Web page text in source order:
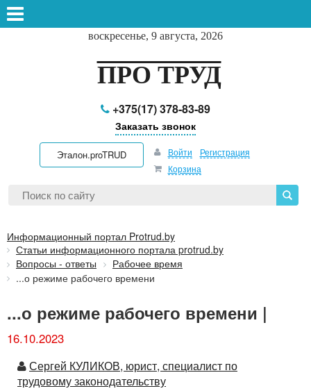
воскресенье, 9 августа, 2026
ПРО ТРУД
+375(17) 378-83-89
Заказать звонок
Эталон.proTRUD Войти
Регистрация
Корзина
Информационный портал Protrud.by
Статьи информационного портала protrud.by
Вопросы - ответы
Рабочее время
...о режиме рабочего времени
...о режиме рабочего времени |
16.10.2023
Автор
Сергей КУЛИКОВ, юрист, специалист по
трудовому законодательству